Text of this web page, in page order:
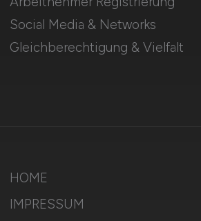
Social Media & Networks
Gleichberechtigung & Vielfalt
HOME
IMPRESSUM